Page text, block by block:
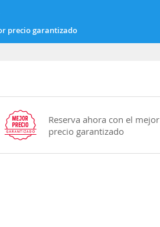
precio garantizado
Reserva ahora con el mejor
precio garantizado